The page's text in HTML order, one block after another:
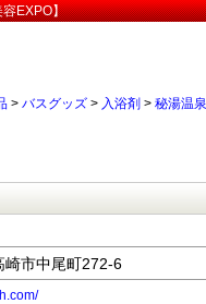
EXPO】
> バスグッズ > 入浴剤 > 秘湯温
市中尾町272-6